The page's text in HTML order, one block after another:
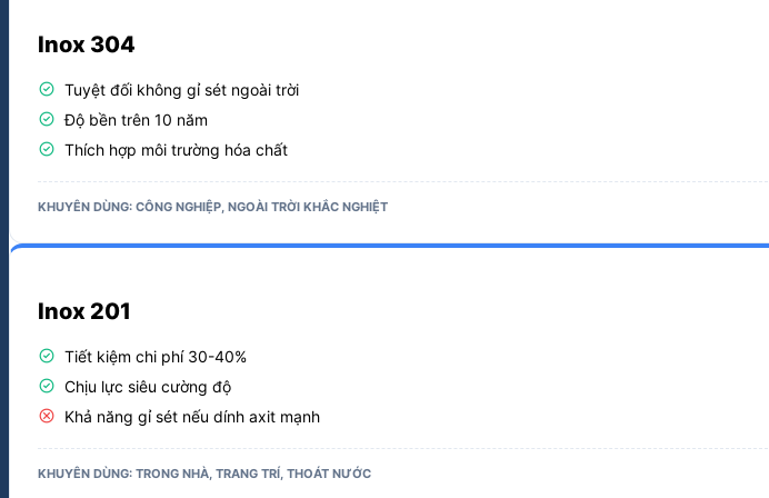
Inox 304
check_circle Tuyệt đối không gỉ sét ngoài trời
check_circle Độ bền trên 10 năm
check_circle Thích hợp môi trường hóa chất
KHUYÊN DÙNG: CÔNG NGHIỆP, NGOÀI TRỜI KHẮC NGHIỆT
Inox 201
check_circle Tiết kiệm chi phí 30-40%
check_circle Chịu lực siêu cường độ
cancel Khả năng gỉ sét nếu dính axit mạnh
KHUYÊN DÙNG: TRONG NHÀ, TRANG TRÍ, THOÁT NƯỚC